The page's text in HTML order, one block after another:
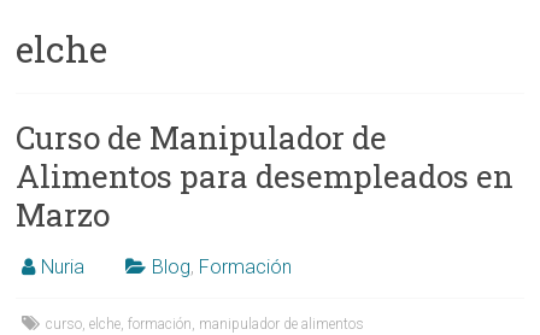
y
en
Alicante,
Elche,
Ortega
elche
Curso de Manipulador de
Alimentos para desempleados en
Marzo
Nuria Blog, Formación
curso,elche,formación, manipulador de alimentos